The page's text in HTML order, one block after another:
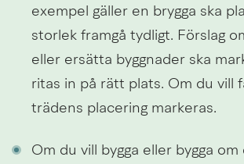
exempel gäller en brygga ska
storlek framgå tydligt. Förslag
eller ersätta byggnader ska
ritas in på rätt plats. Om du vill
trädens placering markeras.
Om du vill bygga eller bygga om